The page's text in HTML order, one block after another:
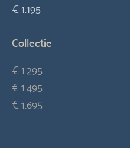
€ 1.195
Collectie
€ 1.295
€ 1.495
€ 1.695